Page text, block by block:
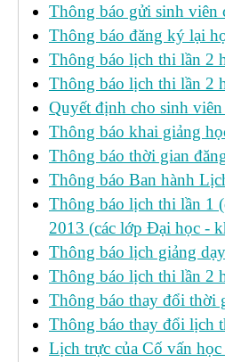
Thông báo gửi sinh viên
Thông báo đăng ký lại
Thông báo lịch thi lần 2
Thông báo lịch thi lần 2
Quyết định cho sinh
Thông báo khai giảng
Thông báo thời gian
Thông báo Ban hành
Thông báo lịch thi lần 1
2013 (các lớp Đại học -
Thông báo lịch giảng
Thông báo lịch thi lần 2
Thông báo thay đổi thời
Thông báo thay đổi lịch
Lịch trực của Cố vấn học